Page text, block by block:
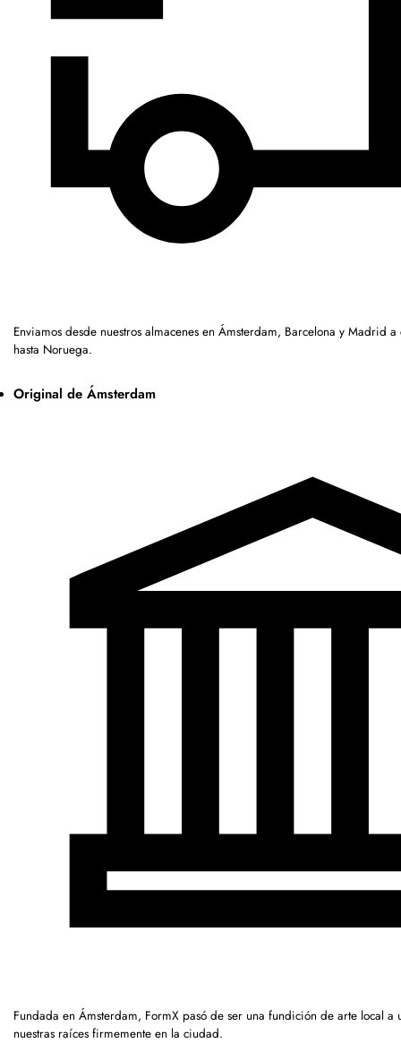
Enviamos desde nuestros almacenes en Ámsterdam, Barcelona y Madrid
hasta Noruega.
Original de Ámsterdam
Fundada en Ámsterdam, FormX pasó de ser una fundición de arte local
nuestras raíces firmemente en la ciudad.